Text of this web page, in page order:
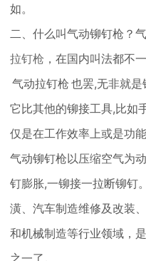
如。
二、什么叫气动铆钉枪？
拉钉枪 ，在国内叫法都不
气动拉钉枪 也罢,无非就是
它比其他的铆接工具,比如
仅是在工作效率上或是功
气动铆钉枪以压缩空气为
钉膨胀,一铆接一拉断铆钉
潢、汽车制造维修及改装
和机械制造等行业领域，
之一了。